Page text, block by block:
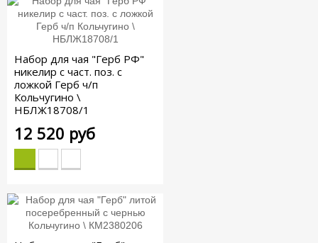
Набор для чая "Герб РФ"
никелир с част. поз. с
ложкой Герб ч/п
Кольчугино \
НБЛЖ18708/1
12 520 руб